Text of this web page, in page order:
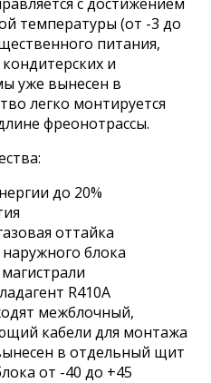
температуры (от -3 до
питания,
и
уже вынесен в
легко монтируется
фреонотрассы.
до 20%
оттайка
блока
R410A
межблочный,
кабели для монтажа
в отдельный щит
от -40 до +45